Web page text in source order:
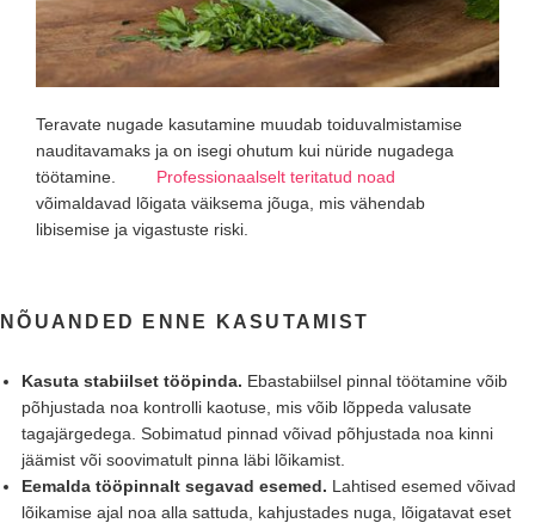
Teravate nugade kasutamine muudab toiduvalmistamise
nauditavamaks ja on isegi ohutum kui nüride nugadega
töötamine.
Professionaalselt teritatud noad
võimaldavad lõigata väiksema jõuga, mis vähendab
libisemise ja vigastuste riski.
NÕUANDED ENNE KASUTAMIST
Kasuta stabiilset tööpinda. Ebastabiilsel pinnal töötamine võib
põhjustada noa kontrolli kaotuse, mis võib lõppeda valusate
tagajärgedega. Sobimatud pinnad võivad põhjustada noa kinni
jäämist või soovimatult pinna läbi lõikamist.
Eemalda tööpinnalt segavad esemed. Lahtised esemed võivad
lõikamise ajal noa alla sattuda, kahjustades nuga, lõigatavat eset